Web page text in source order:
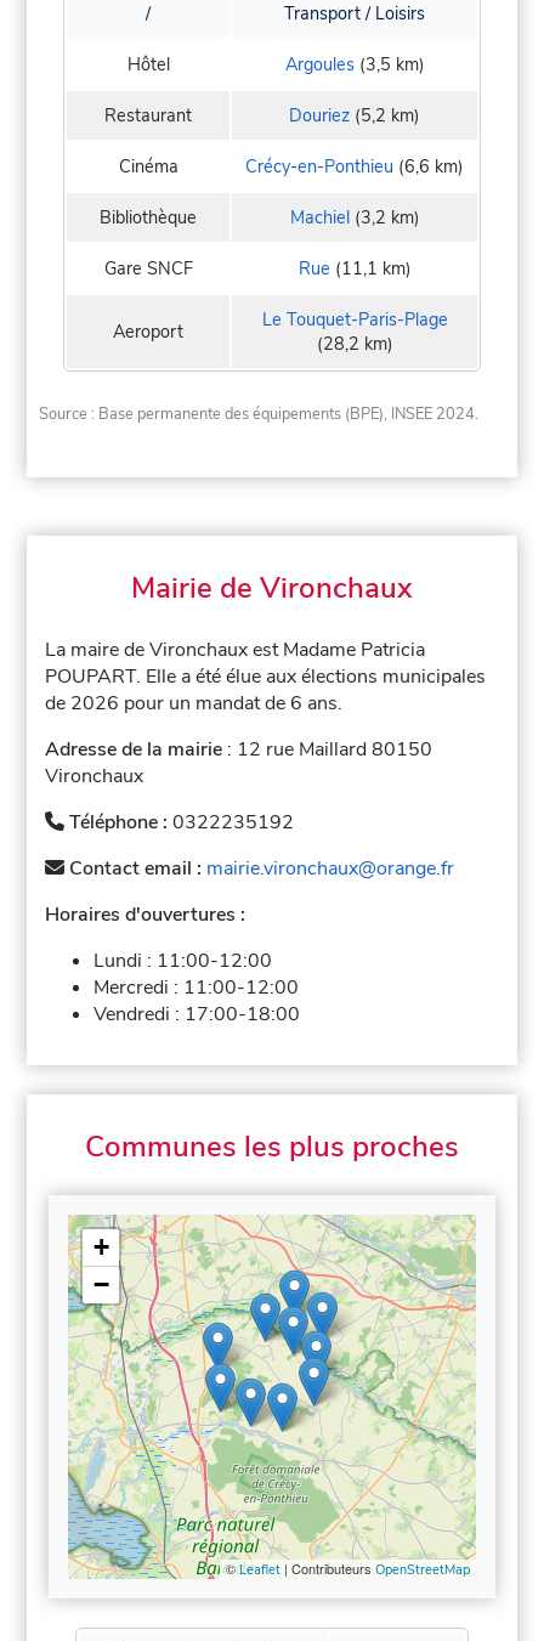
/ Transport / Loisirs
Hôtel Argoules(3,5 km)
Restaurant Douriez (5,2 km)
Cinéma Crécy-en-Ponthieu (6,6 km)
Bibliothèque Machiel(3,2 km)
Gare SNCF Rue (11,1 km)
Aeroport
Le Touquet-Paris-Plage
(28,2 km)
Source : Base permanente des équipements (BPE), INSEE 2024.
Mairie de Vironchaux
La maire de Vironchaux est Madame Patricia
POUPART. Elle a été élue aux élections municipales
de 2026 pour un mandat de 6 ans.
Adresse de la mairie : 12 rue Maillard 80150
Vironchaux
Téléphone :0322235192
Contact email : mairie.vironchaux@orange.fr
Horaires d'ouvertures :
Lundi : 11:00-12:00
Mercredi : 11:00-12:00
Vendredi : 17:00-18:00
Communes les plus proches
+
−
©Leaflet| Contributeurs OpenStreetMap